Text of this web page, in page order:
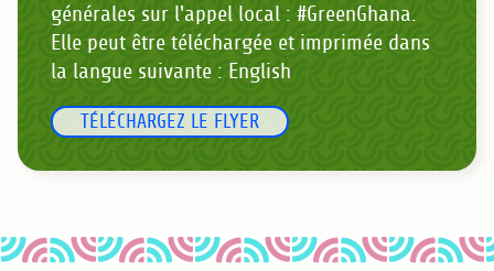
générales sur l'appel local : #GreenGhana.
Elle peut être téléchargée et imprimée dans
la langue suivante : English
TÉLÉCHARGEZ LE FLYER